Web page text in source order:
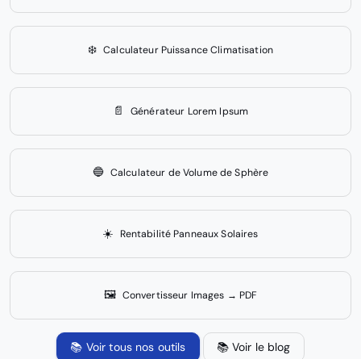
❄️ Calculateur Puissance Climatisation
📄 Générateur Lorem Ipsum
🔵 Calculateur de Volume de Sphère
☀️ Rentabilité Panneaux Solaires
🖼️ Convertisseur Images → PDF
📚 Voir tous nos outils 📚 Voir le blog